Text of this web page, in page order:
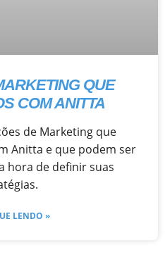
QUE
COM ANITTA
de Marketing que
Anitta e que podem ser
hora de definir suas
LENDO »